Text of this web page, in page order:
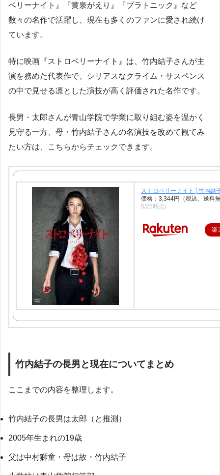
ベリーナイト』『黄泉がえり』『プラトニック』など
数々の名作で活躍し、現在も多くのファンに愛され続け
ています。
特に映画『ストロベリーナイト』は、竹内結子さんが主
演を務めた代表作で、シリアスなクライム・サスペンス
の中で見せる凛とした演技が高く評価された名作です。
長男・太郎さんが青山学院で学業に取り組む姿を温かく
見守る一方、母・竹内結子さんの名演技を改めて観てみ
たい方は、こちらからチェックできます。
ストロベリーナイト [ 竹内結
価格：3,344円（税込、送料
5/25時点)
楽
竹内結子の長男と現在についてまとめ
ここまでの内容を整理します。
竹内結子の長男は太郎（と推測）
2005年生まれの19歳
父は中村獅童・母は故・竹内結子